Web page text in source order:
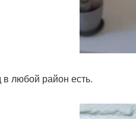
любой район есть.